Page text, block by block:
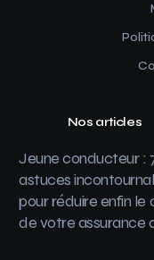
Nos articles
Jeune conducteur :
astuces
pour réduire enfin le
de votre assurance